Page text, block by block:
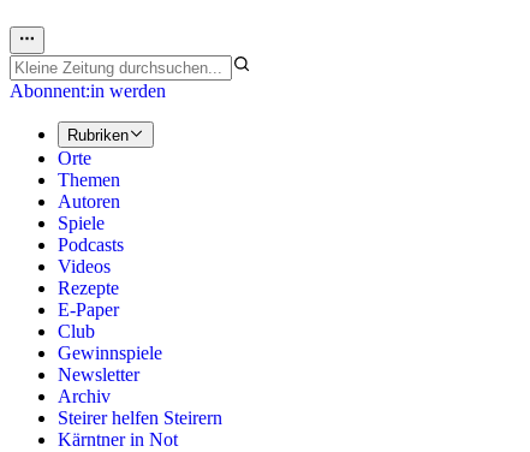
Abonnent:in werden
Rubriken
Orte
Themen
Autoren
Spiele
Podcasts
Videos
Rezepte
E-Paper
Club
Gewinnspiele
Newsletter
Archiv
Steirer helfen Steirern
Kärntner in Not